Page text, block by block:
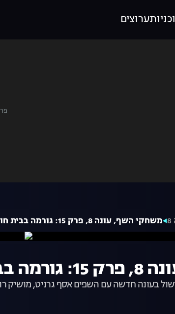
ערוצים
משחקי השף, עונה 8, פרק 15: גורמה בבית חולים
חולים
בעונה חדשה עם השפים אסף גרניט,